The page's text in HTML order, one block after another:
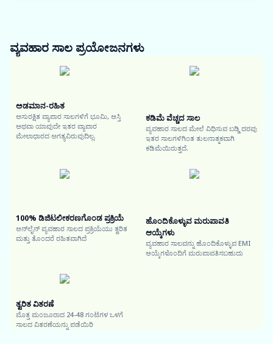
ವ್ಯವಹಾರ ಸಾಲ ಪ್ರಯೋಜನಗಳು
ಅಡಮಾನ-ರಹಿತ
ಅಸುರಕ್ಷಿತ ವ್ಯಾಪಾರ ಸಾಲಗಳಿಗೆ ಭೂಮಿ, ಆಸ್ತಿ
ಅಥವಾ ಯಾವುದೇ ಇತರ ವ್ಯಾಪಾರ
ಮೇಲಾಧಾರದ ಅಗತ್ಯವಿರುವುದಿಲ್ಲ.
ಕಡಿಮೆ ವೆಚ್ಚದ ಸಾಲ
ವ್ಯವಹಾರ ಸಾಲದ ಮೇಲೆ ವಿಧಿಸುವ ಬಡ್ಡಿ ದರವು
ಇತರ ಸಾಲಗಳಿಗಿಂತ ತುಲನಾತ್ಮಕವಾಗಿ
ಕಡಿಮೆಯಿರುತ್ತದೆ.
100% ಡಿಜಿಟಲೀಕರಣಗೊಂಡ ಪ್ರಕ್ರಿಯೆ
ಆನ್‌ಲೈನ್ ವ್ಯವಹಾರ ಸಾಲದ ಪ್ರಕ್ರಿಯೆಯು ತ್ವರಿತ
ಮತ್ತು ತೊಂದರೆ ರಹಿತವಾಗಿದೆ
ಹೊಂದಿಕೊಳ್ಳುವ ಮರುಪಾವತಿ
ಆಯ್ಕೆಗಳು
ವ್ಯವಹಾರ ಸಾಲವನ್ನು ಹೊಂದಿಕೊಳ್ಳುವ EMI
ಆಯ್ಕೆಗಳೊಂದಿಗೆ ಮರುಪಾವತಿಸಬಹುದು
ತ್ವರಿತ ವಿತರಣೆ
ಮೊತ್ತ ಮಂಜೂರಾದ 24-48 ಗಂಟೆಗಳ ಒಳಗೆ
ಸಾಲದ ವಿತರಣೆಯನ್ನು ಪಡೆಯಿರಿ